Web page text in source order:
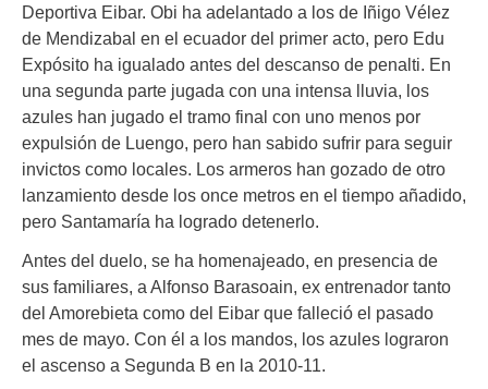
Deportiva Eibar. Obi ha adelantado a los de Iñigo Vélez
de Mendizabal en el ecuador del primer acto, pero Edu
Expósito ha igualado antes del descanso de penalti. En
una segunda parte jugada con una intensa lluvia, los
azules han jugado el tramo final con uno menos por
expulsión de Luengo, pero han sabido sufrir para seguir
invictos como locales. Los armeros han gozado de otro
lanzamiento desde los once metros en el tiempo añadido,
pero Santamaría ha logrado detenerlo.
Antes del duelo, se ha homenajeado, en presencia de
sus familiares, a Alfonso Barasoain, ex entrenador tanto
del Amorebieta como del Eibar que falleció el pasado
mes de mayo. Con él a los mandos, los azules lograron
el ascenso a Segunda B en la 2010-11.